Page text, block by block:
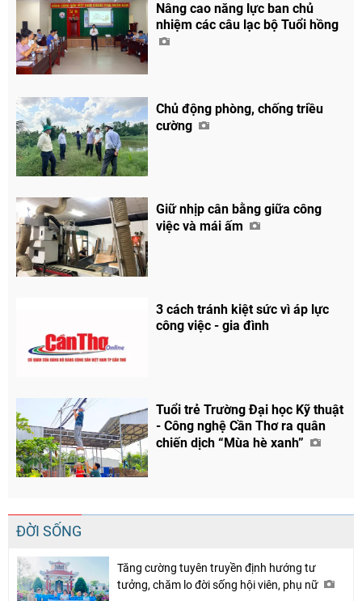
Nâng cao năng lực ban chủ
nhiệm các câu lạc bộ Tuổi hồng
Chủ động phòng, chống triều
cường
Giữ nhịp cân bằng giữa công
việc và mái ấm
3 cách tránh kiệt sức vì áp lực
công việc - gia đình
Tuổi trẻ Trường Đại học Kỹ thuật
- Công nghệ Cần Thơ ra quân
chiến dịch “Mùa hè xanh”
ĐỜI SỐNG
Tăng cường tuyên truyền định hướng tư
tưởng, chăm lo đời sống hội viên, phụ nữ